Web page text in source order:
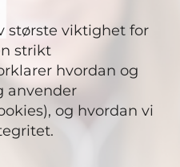
største viktighet for
strikt
hvordan og
anvender
og hvordan vi